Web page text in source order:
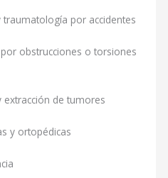
por accidentes
obstrucciones o torsiones
extracción de tumores
y ortopédicas